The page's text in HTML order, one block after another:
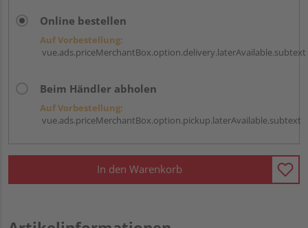
Online bestellen
Auf Vorbestellung:
vue.ads.priceMerchantBox.option.delivery.laterAvailable.subtext
Beim Händler abholen
Auf Vorbestellung:
vue.ads.priceMerchantBox.option.pickup.laterAvailable.subtext
In den Warenkorb